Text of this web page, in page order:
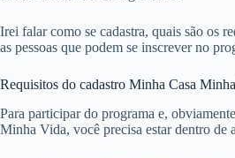
Irei falar como se cadastra, quais são os
as pessoas que podem se inscrever no
Requisitos do cadastro Minha Casa
Para participar do programa e,
Minha Vida, você precisa estar dentro de